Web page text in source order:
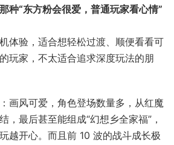
种“东方粉会很爱，普通玩家看心情”
体验，适合想轻松过渡、顺便看看可
玩家，不太适合追求深度玩法的朋
画风可爱，角色登场数量多，从红魔
，最后甚至能组成“幻想乡全家福”，
越开心。而且前 10 波的战斗成长极